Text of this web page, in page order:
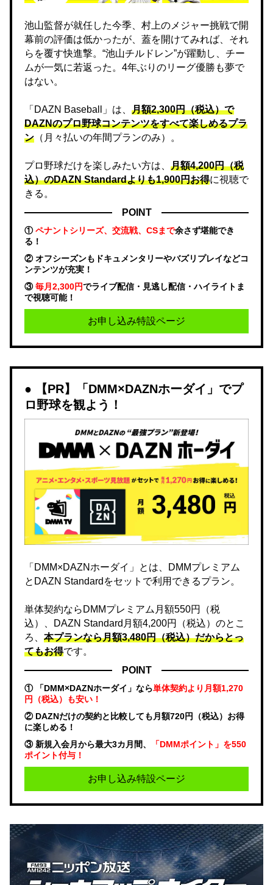
池山監督が就任した今季、村上のメジャー挑戦で開
幕前の評価は低かったが、蓋を開けてみれば、それ
らを覆す快進撃。“池山チルドレン”が躍動し、チー
ムが一気に若返った。4年ぶりのリーグ優勝も夢で
はない。
「DAZN Baseball」は、 月額2,300円（税込）で
DAZNのプロ野球コンテンツをすべて楽しめるプラ
ン （月々払いの年間プランのみ）。
プロ野球だけを楽しみたい方は、 月額4,200円（税
込）のDAZN Standard​よりも1,900円お得に視聴で
きる。
POINT
①ペナントシリーズ、交流戦、CSまで余さず堪能でき
る！
② オフシーズンもドキュメンタリーやバズリプレイなどコ
ンテンツが充実！
③毎月2,300円でライブ配信・見逃し配信・ハイライトま
で視聴可能！
お申し込み特設ページ
【PR】「DMM×DAZNホーダイ」でプ
ロ野球を観よう！
「DMM×DAZNホーダイ」とは、DMMプレミアム
とDAZN Standardをセットで利用できるプラン。
単体契約ならDMMプレミアム月額550円（税
込）、DAZN Standard月額4,200円（税込）のとこ
ろ、 本プランなら月額3,480円（税込）だからとっ
てもお得です。
POINT
① 「DMM×DAZNホーダイ」なら単体契約より月額1,270
円（税込）も安い！
② DAZNだけの契約と比較しても月額720円（税込）お得
に楽しめる！
③ 新規入会月から最大3カ月間、
「DMMポイント」を550
ポイント付与！
お申し込み特設ページ